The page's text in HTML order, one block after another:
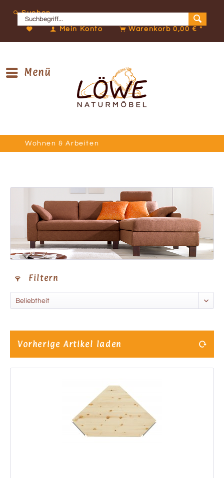
Suchen
Mein Konto Warenkorb0,00 € *
Menü
Wohnen & Arbeiten
Filtern
Vorherige Artikel laden